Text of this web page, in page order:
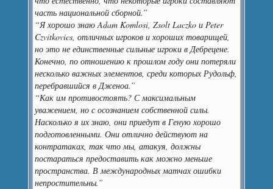
часть национальной сборной.”
“Я хорошо знаю Adam Komlosi, Zsolt Laczko и Peter
Czvitkovics, отличных игроков и хороших товарищей,
но это не единственные сильные игроки в Дебрецене.
Конечно, по отношению к прошлом году они потеряли
несколько важных элементов, среди которых Рудольф,
перебравшийся в Дженоа.”
“Как им противостоять? С максимальным
уважением, но с осознанием собственной силы.
Насколько я их знаю, они приедут в Геную хорошо
подготовленными. Они отлично действуют на
контратаках, так что мы, атакуя, должны
постараться предоставить как можно меньше
пространства. В международных матчах ошибки
непростительны.”